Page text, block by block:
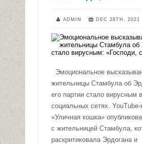
ADMIN DEC 28TH, 2021
Эмоциональное
жительницы Стамбула об
его партии стало вирусным в
социальных сетях. YouTube-
«Уличная кошка»
с жительницей Стамбула,
раскритиковала Эрдогана и